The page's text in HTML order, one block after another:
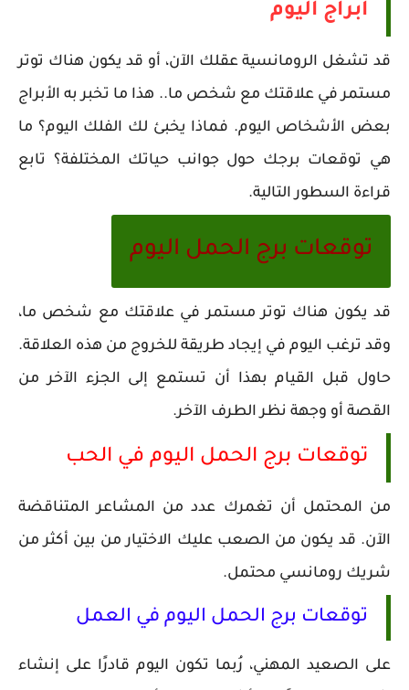
أبراج اليوم
قد تشغل الرومانسية عقلك الآن، أو قد يكون هناك توتر
مستمر في علاقتك مع شخص ما.. هذا ما تخبر به الأبراج
بعض الأشخاص اليوم. فماذا يخبئ لك الفلك اليوم؟ ما
هي توقعات برجك حول جوانب حياتك المختلفة؟ تابع
قراءة السطور التالية.
توقعات برج الحمل اليوم
قد يكون هناك توتر مستمر في علاقتك مع شخص ما،
وقد ترغب اليوم في إيجاد طريقة للخروج من هذه العلاقة.
حاول قبل القيام بهذا أن تستمع إلى الجزء الآخر من
القصة أو وجهة نظر الطرف الآخر.
توقعات برج الحمل اليوم في الحب
من المحتمل أن تغمرك عدد من المشاعر المتناقضة
الآن. قد يكون من الصعب عليك الاختيار من بين أكثر من
شريك رومانسي محتمل.
توقعات برج الحمل اليوم في العمل
على الصعيد المهني، رُبما تكون اليوم قادرًا على إنشاء